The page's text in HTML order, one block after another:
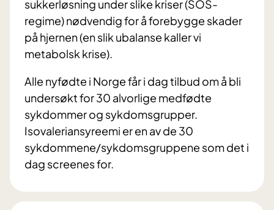
sukkerløsning under slike kriser (SOS-
regime) nødvendig for å forebygge skader
på hjernen (en slik ubalanse kaller vi
metabolsk krise).
Alle nyfødte i Norge får i dag tilbud om å bli
undersøktfor 30 alvorlige medfødte
sykdommer og sykdomsgrupper.
Isovaleriansyreemi er en av de 30
sykdommene/sykdomsgruppene som det i
dag screenes for.